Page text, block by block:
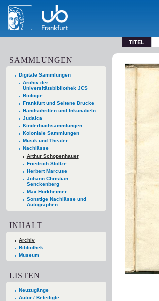
TITEL
SAMMLUNGEN
Digitale Sammlungen
Archiv der
Universitätsbibliothek JCS
Biologie
Frankfurt und Seltene Drucke
Handschriften und Inkunabeln
Judaica
Kinderbuchsammlungen
Koloniale Sammlungen
Musik und Theater
Nachlässe
Arthur Schopenhauer
Friedrich Stoltze
Herbert Marcuse
Johann Christian
Senckenberg
Max Horkheimer
Sonstige Nachlässe und
Autographen
INHALT
Archiv
Bibliothek
Museum
LISTEN
Neuzugänge
Autor / Beteiligte